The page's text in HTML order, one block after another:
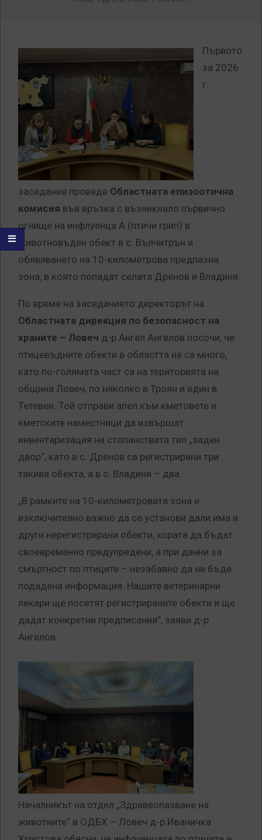
Първото
за 2026
г.
заседание проведе Областната епизоотична
комисия във връзка с възникнало първично
огнище на инфлуенца А (птичи грип) в
животновъден обект в с. Вълчитрън и
обявяването на 10-километрова предпазна
зона, в която попадат селата Дренов и Владиня.
По време на заседанието директорът на
Областната дирекция по безопасност на
храните – Ловеч д-р Ангел Ангелов посочи, че
птицевъдните обекти в областта не са много,
като по-голямата част са на територията на
община Ловеч, по няколко в Троян и един в
Тетевен. Той отправи апел към кметовете и
кметските наместници да извършат
инвентаризация на стопанствата тип „заден
двор“, като в с. Дренов са регистрирани три
такива обекта, а в с. Владиня – два.
„В рамките на 10-километровата зона е
изключително важно да се установи дали има и
други нерегистрирани обекти, хората да бъдат
своевременно предупредени, а при данни за
смъртност по птиците – незабавно да ни бъде
подадена информация. Нашите ветеринарни
лекари ще посетят регистрираните обекти и ще
дадат конкретни предписания“, заяви д-р
Ангелов.
Началникът на отдел „Здравеопазване на
животните“ в ОДБХ – Ловеч д-р Иваничка